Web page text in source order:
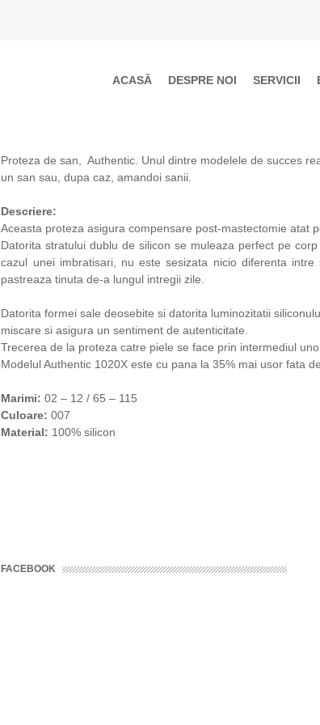
Skip
ACASĂ DESPRE NOI SERVICII
Proteza de san, Authentic. Unul dintre modelele de succes
un san sau, dupa caz, amandoi sanii.
Descriere:
Aceasta proteza asigura compensare post-mastectomie atat
Datorita stratului dublu de silicon se muleaza perfect pe
cazul unei imbratisari, nu este sesizata nicio diferenta
pastreaza tinuta de-a lungul intregii zile.
Datorita formei sale deosebite si datorita luminozitatii
miscare si asigura un sentiment de autenticitate.
Trecerea de la proteza catre piele se face prin intermediul
Modelul Authentic 1020X este cu pana la 35% mai usor fata
Marimi: 02 – 12 / 65 – 115
Culoare: 007
Material: 100% silicon
FACEBOOK